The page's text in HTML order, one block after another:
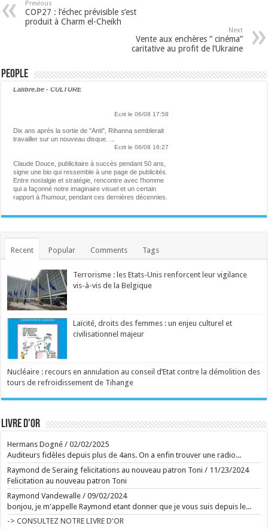
Previous
COP27 : l’échec prévisible s’est
produit à Charm el-Cheikh
Next
Vente aux enchères ” cinéma”
caritative au profit de l’Ukraine
People
Dix ans après la sortie de "Anti", Rihanna semblerait
travailler sur un nouveau disque. ...
Ecrit le 06/08 16:27
Claude Douce, publicitaire à succès pendant 50 ans,
signe une bio qui ressemble à une page de publicités.
Entre nostalgie et stratégie, rencontre avec l'homme
qui a façonné notre imaginaire visuel et un certain
rapport à l'humour, pendant ces dernières décennies.
...
Helena participera à un concert caritatif pour les
Ecrit le 06/08 13:42
André Le Nôtre, le seul devant qui s'inclinait Louis XIV
Alain Baraton a planté plus de 200 000 arbres. ...
Ecrit le 06/08 12:25
"At the Place of Ghosts" : comment affronter les
spectres de son enfance ?
Ce film envoûtant explore le trauma de deux frères
ainsi que les traditions de leur peuple autochtone de
l'Est du Canada. Ce mercredi sur grand écran. ...
Ecrit le 06/08 10:58
Venu d'Allemagne, un drame qui étudie les rapports
parents-enfants par le prisme du fantastique. À voir
Ecrit le 05/08 10:55
intense sur la réaction d'un couple face à
Ecrit le 06/08 10:44
Ecrit le 06/08 10:39
V2 Scriptrss
Recent Popular Comments Tags
Terrorisme : les Etats-Unis renforcent leur vigilance
vis-à-vis de la Belgique
Laïcité, droits des femmes : un enjeu culturel et
civilisationnel majeur
Nucléaire : recours en annulation au conseil d’Etat contre la démolition des
tours de refroidissement de Tihange
Livre d'or
Hermans Dogné /02/02/2025
Auditeurs fidèles depuis plus de 4ans. On a enfin trouver une radio...
Raymond de Seraing felicitations au nouveau patron Toni / 11/23/2024
Felicitation au nouveau patron Toni
Raymond Vandewalle /09/02/2024
bonjou, je m'appelle Raymond etant donner que je vous suis depuis le...
-> CONSULTEZ NOTRE LIVRE D'OR